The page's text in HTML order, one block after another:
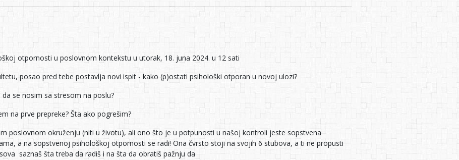
otpornosti u poslovnom kontekstu u utorak, 18. juna 2024. u 12 sati
posao pred tebe postavlja novi ispit - kako (p)ostati psihološki otporan u novoj ulozi?
se nosim sa stresom na poslu?
na prve prepreke? Šta ako pogrešim?
poslovnom okruženju (niti u životu), ali ono što je u potpunosti u našoj kontroli jeste sopstvena
a na sopstvenoj psihološkoj otpornosti se radi! Ona čvrsto stoji na svojih 6 stubova, a ti ne propusti
saznaš šta treba da radiš i na šta da obratiš pažnju da